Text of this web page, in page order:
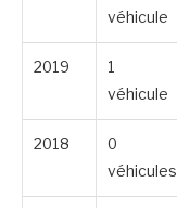
véhicule
2019
1
véhicule
2018
0
véhicules